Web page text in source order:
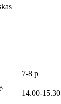
7-8 p
14.00-15.30